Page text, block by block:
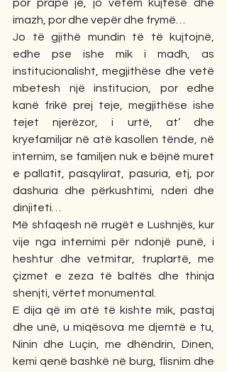
por prapë je, jo vetëm kujtesë dhe
imazh, por dhe vepër dhe frymë…
Jo të gjithë mundin të të kujtojnë,
edhe pse ishe mik i madh, as
institucionalisht, megjithëse dhe vetë
mbetesh një institucion, por edhe
kanë frikë prej teje, megjithëse ishe
tejet njerëzor, i urtë, at’ dhe
kryefamiljar në atë kasollen tënde, në
internim, se familjen nuk e bëjnë muret
e pallatit, pasqylirat, pasuria, etj, por
dashuria dhe përkushtimi, nderi dhe
dinjiteti…
Më shfaqesh në rrugët e Lushnjës, kur
vije nga internimi për ndonjë punë, i
heshtur dhe vetmitar, truplartë, me
çizmet e zeza të baltës dhe thinja
shenjti, vërtet monumental.
E dija që im atë të kishte mik, pastaj
dhe unë, u miqësova me djemtë e tu,
Ninin dhe Luçin, me dhëndrin, Dinen,
kemi qenë bashkë në burg, flisnim dhe